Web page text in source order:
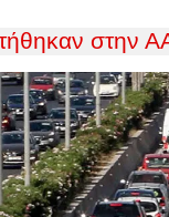
στην